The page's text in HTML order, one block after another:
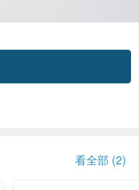
看全部 (2)